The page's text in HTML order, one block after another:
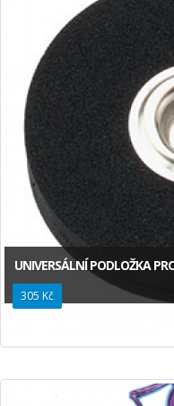
UNIVERSÁLNÍ PODLOŽKA
305 Kč